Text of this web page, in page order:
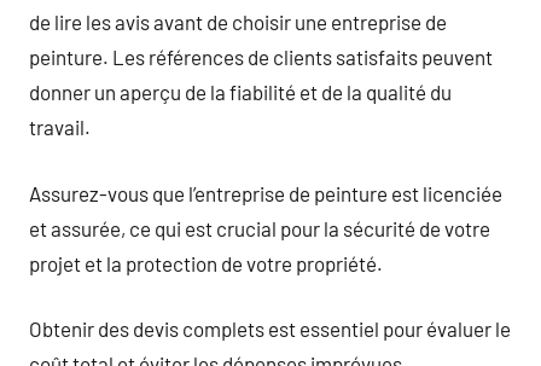
de lire les avis avant de choisir une entreprise de
peinture. Les références de clients satisfaits peuvent
donner un aperçu de la fiabilité et de la qualité du
travail.
Assurez-vous que l’entreprise de peinture est licenciée
et assurée, ce qui est crucial pour la sécurité de votre
projet et la protection de votre propriété.
Obtenir des devis complets est essentiel pour évaluer le